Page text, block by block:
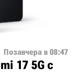
Позавчера в 08:47
17 5G с